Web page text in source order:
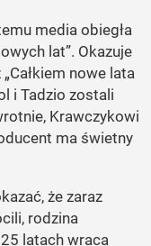
media obiegła
lat”. Okazuje
nowe lata
i Tadzio zostali
Krawczykowi
ma świetny
że zaraz
rodzina
latach wraca